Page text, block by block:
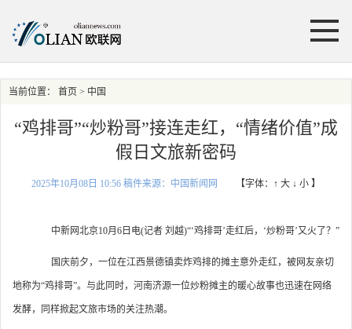
当前位置： 首页 > 中国
“鸡排哥”“炒粉哥”接连走红，“情绪价值”成
假日文旅新密码
2025年10月08日 10:56 稿件来源：中国新闻网 【字体： ↑ 大 ↓ 小 】
中新网北京10月6日电(记者 刘越)“‘鸡排哥’走红后，‘炒粉哥’又火了？”
国庆前夕，一位在江西景德镇卖炸鸡排的摊主意外走红，被网友亲切
地称为“鸡排哥”。与此同时，河南济源一位炒粉摊主的暖心故事也迅速在网络
发酵，同样掀起文旅市场的关注热潮。